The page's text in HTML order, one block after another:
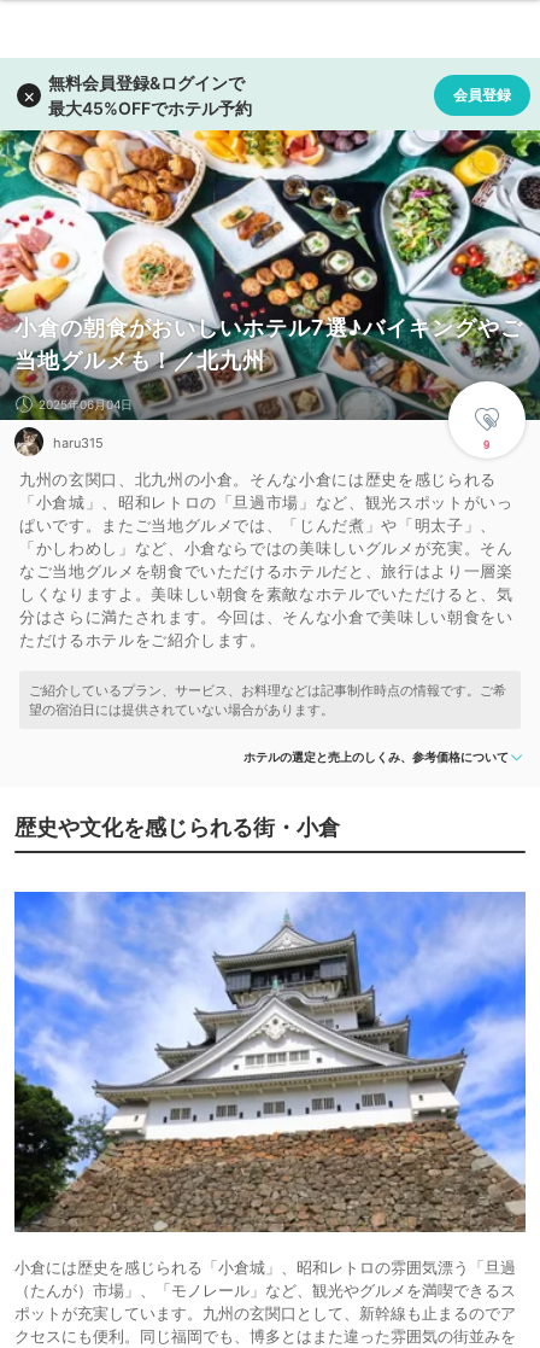
小倉の朝食がおいしいホテル7選♪バイキングやご
当地グルメも！／北九州
9
2025年06月04日
haru315
九州の玄関口、北九州の小倉。そんな小倉には歴史を感じられる
「小倉城」、昭和レトロの「旦過市場」など、観光スポットがいっ
ぱいです。またご当地グルメでは、「じんだ煮」や「明太子」、
「かしわめし」など、小倉ならではの美味しいグルメが充実。そん
なご当地グルメを朝食でいただけるホテルだと、旅行はより一層楽
しくなりますよ。美味しい朝食を素敵なホテルでいただけると、気
分はさらに満たされます。今回は、そんな小倉で美味しい朝食をい
ただけるホテルをご紹介します。
ホテルの選定と売上のしくみ、参考価格について
歴史や文化を感じられる街・小倉
小倉には歴史を感じられる「小倉城」、昭和レトロの雰囲気漂う「旦過
（たんが）市場」、「モノレール」など、観光やグルメを満喫できるス
ポットが充実しています。九州の玄関口として、新幹線も止まるのでア
クセスにも便利。同じ福岡でも、博多とはまた違った雰囲気の街並みを